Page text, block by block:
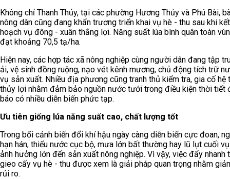
Không chỉ Thanh Thủy, tại các phường Hương Thủy và Phú Bài,
nông dân cũng đang khẩn trương triển khai vụ hè - thu sau khi
hoạch vụ đông - xuân thắng lợi. Năng suất lúa bình quân toàn
đạt khoảng 70,5 tạ/ha.
Hiện nay, các hợp tác xã nông nghiệp cùng người dân đang tập
ải, vệ sinh đồng ruộng, nạo vét kênh mương, chủ động tích trữ
vụ sản xuất. Nhiều địa phương cũng tranh thủ kiểm tra, gia cố hệ
thủy lợi nhằm đảm bảo nguồn nước tưới trong điều kiện thời tiết
báo có nhiều diễn biến phức tạp.
Ưu tiên giống lúa năng suất cao, chất lượng tốt
Trong bối cảnh biến đổi khí hậu ngày càng diễn biến cực đoan,
hạn hán, thiếu nước cục bộ, mưa lớn bất thường hay lũ lụt cuối
ảnh hưởng lớn đến sản xuất nông nghiệp. Vì vậy, việc đẩy nhanh
gieo cấy vụ hè - thu được xem là giải pháp quan trọng nhằm
rủi ro.